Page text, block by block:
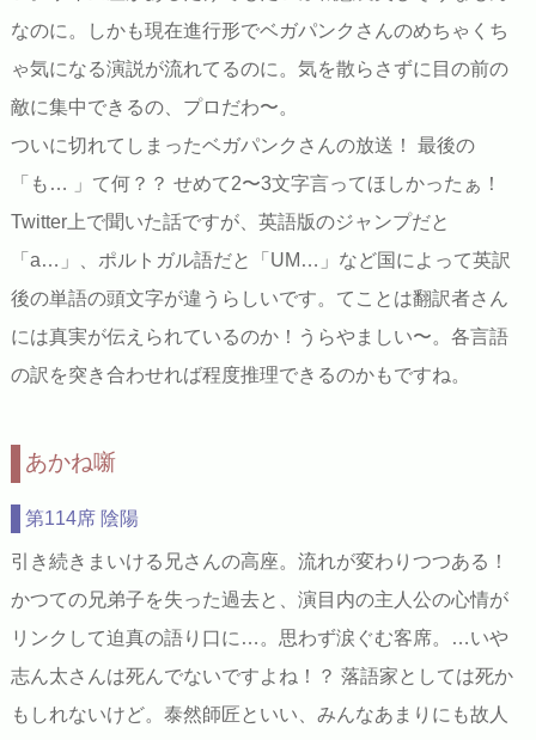
なのに。しかも現在進行形でベガパンクさんのめちゃくち
ゃ気になる演説が流れてるのに。気を散らさずに目の前の
敵に集中できるの、プロだわ〜。
ついに切れてしまったベガパンクさんの放送！ 最後の
「も… 」て何？？ せめて2〜3文字言ってほしかったぁ！
Twitter上で聞いた話ですが、英語版のジャンプだと
「a…」、ポルトガル語だと「UM…」など国によって英訳
後の単語の頭文字が違うらしいです。てことは翻訳者さん
には真実が伝えられているのか！うらやましい〜。各言語
の訳を突き合わせれば程度推理できるのかもですね。
あかね噺
第114席 陰陽
引き続きまいける兄さんの高座。流れが変わりつつある！
かつての兄弟子を失った過去と、演目内の主人公の心情が
リンクして迫真の語り口に…。思わず涙ぐむ客席。…いや
志ん太さんは死んでないですよね！？ 落語家としては死か
もしれないけど。泰然師匠といい、みんなあまりにも故人